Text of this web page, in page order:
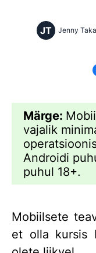
JT Jenny
Märge:
vajalik
Androidi
puhul 18+.
Mobiilsete
et olla kursis